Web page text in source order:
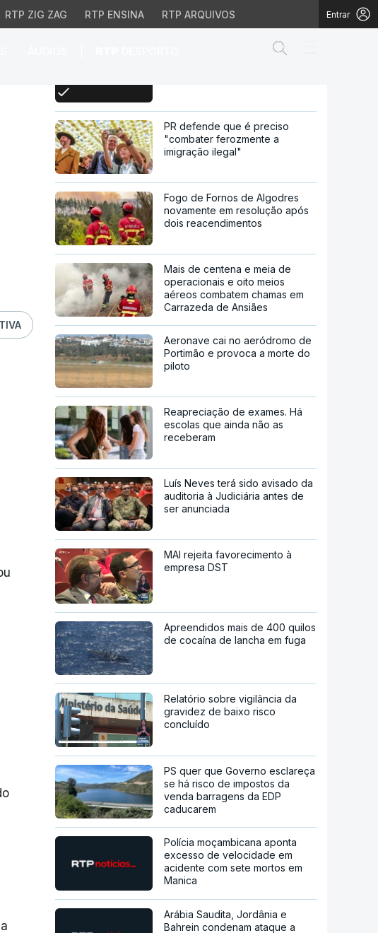
RTP ZIG ZAG RTP ENSINA RTP ARQUIVOS Entrar
assinar "Acordo da Nova
PM da Austrália visita Timor-
PR defende que é preciso
"combater ferozmente a
imigração ilegal"
Fogo de Fornos de Algodres
novamente em resolução após
dois reacendimentos
Mais de centena e meia de
operacionais e oito meios
aéreos combatem chamas em
Carrazeda de Ansiães
Aeronave cai no aeródromo de
Portimão e provoca a morte do
piloto
Reapreciação de exames. Há
escolas que ainda não as
receberam
Luís Neves terá sido avisado da
auditoria à Judiciária antes de
ser anunciada
MAI rejeita favorecimento à
empresa DST
Apreendidos mais de 400 quilos
de cocaína de lancha em fuga
Relatório sobre vigilância da
gravidez de baixo risco
concluído
PS quer que Governo esclareça
se há risco de impostos da
venda barragens da EDP
caducarem
Polícia moçambicana aponta
excesso de velocidade em
acidente com sete mortos em
Manica
Arábia Saudita, Jordânia e
Bahrein condenam ataque a